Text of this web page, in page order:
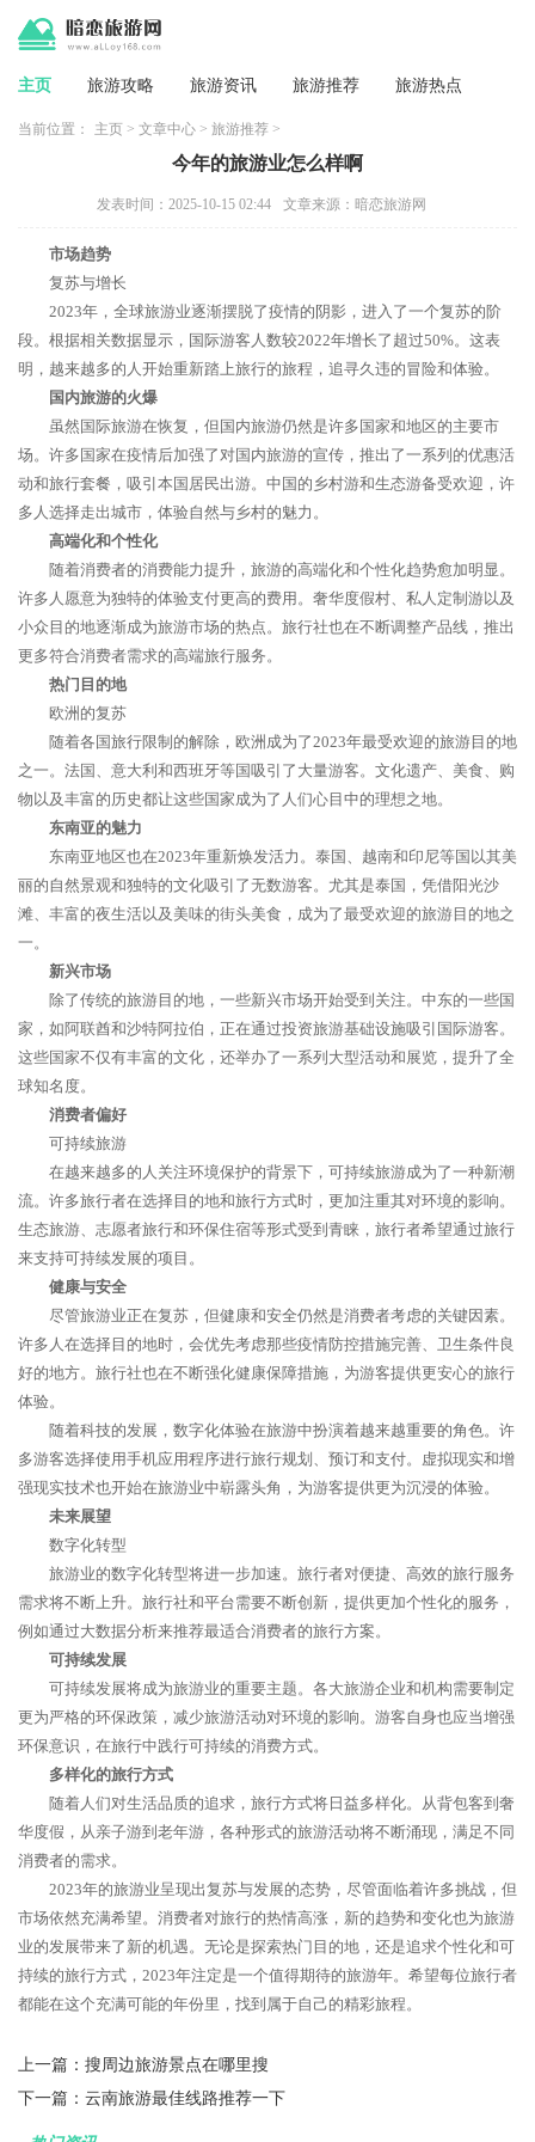
主页 旅游攻略 旅游资讯 旅游推荐 旅游热点
当前位置： 主页 > 文章中心 > 旅游推荐 >
今年的旅游业怎么样啊
发表时间：2025-10-15 02:44 文章来源：暗恋旅游网
市场趋势
复苏与增长
2023年，全球旅游业逐渐摆脱了疫情的阴影，进入了一个复苏的阶
段。根据相关数据显示，国际游客人数较2022年增长了超过50%。这表
明，越来越多的人开始重新踏上旅行的旅程，追寻久违的冒险和体验。
国内旅游的火爆
虽然国际旅游在恢复，但国内旅游仍然是许多国家和地区的主要市
场。许多国家在疫情后加强了对国内旅游的宣传，推出了一系列的优惠活
动和旅行套餐，吸引本国居民出游。中国的乡村游和生态游备受欢迎，许
多人选择走出城市，体验自然与乡村的魅力。
高端化和个性化
随着消费者的消费能力提升，旅游的高端化和个性化趋势愈加明显。
许多人愿意为独特的体验支付更高的费用。奢华度假村、私人定制游以及
小众目的地逐渐成为旅游市场的热点。旅行社也在不断调整产品线，推出
更多符合消费者需求的高端旅行服务。
热门目的地
欧洲的复苏
随着各国旅行限制的解除，欧洲成为了2023年最受欢迎的旅游目的地
之一。法国、意大利和西班牙等国吸引了大量游客。文化遗产、美食、购
物以及丰富的历史都让这些国家成为了人们心目中的理想之地。
东南亚的魅力
东南亚地区也在2023年重新焕发活力。泰国、越南和印尼等国以其美
丽的自然景观和独特的文化吸引了无数游客。尤其是泰国，凭借阳光沙
滩、丰富的夜生活以及美味的街头美食，成为了最受欢迎的旅游目的地之
一。
新兴市场
除了传统的旅游目的地，一些新兴市场开始受到关注。中东的一些国
家，如阿联酋和沙特阿拉伯，正在通过投资旅游基础设施吸引国际游客。
这些国家不仅有丰富的文化，还举办了一系列大型活动和展览，提升了全
球知名度。
消费者偏好
可持续旅游
在越来越多的人关注环境保护的背景下，可持续旅游成为了一种新潮
流。许多旅行者在选择目的地和旅行方式时，更加注重其对环境的影响。
生态旅游、志愿者旅行和环保住宿等形式受到青睐，旅行者希望通过旅行
来支持可持续发展的项目。
健康与安全
尽管旅游业正在复苏，但健康和安全仍然是消费者考虑的关键因素。
许多人在选择目的地时，会优先考虑那些疫情防控措施完善、卫生条件良
好的地方。旅行社也在不断强化健康保障措施，为游客提供更安心的旅行
体验。
随着科技的发展，数字化体验在旅游中扮演着越来越重要的角色。许
多游客选择使用手机应用程序进行旅行规划、预订和支付。虚拟现实和增
强现实技术也开始在旅游业中崭露头角，为游客提供更为沉浸的体验。
未来展望
数字化转型
旅游业的数字化转型将进一步加速。旅行者对便捷、高效的旅行服务
需求将不断上升。旅行社和平台需要不断创新，提供更加个性化的服务，
例如通过大数据分析来推荐最适合消费者的旅行方案。
可持续发展
可持续发展将成为旅游业的重要主题。各大旅游企业和机构需要制定
更为严格的环保政策，减少旅游活动对环境的影响。游客自身也应当增强
环保意识，在旅行中践行可持续的消费方式。
多样化的旅行方式
随着人们对生活品质的追求，旅行方式将日益多样化。从背包客到奢
华度假，从亲子游到老年游，各种形式的旅游活动将不断涌现，满足不同
消费者的需求。
2023年的旅游业呈现出复苏与发展的态势，尽管面临着许多挑战，但
市场依然充满希望。消费者对旅行的热情高涨，新的趋势和变化也为旅游
业的发展带来了新的机遇。无论是探索热门目的地，还是追求个性化和可
持续的旅行方式，2023年注定是一个值得期待的旅游年。希望每位旅行者
都能在这个充满可能的年份里，找到属于自己的精彩旅程。
上一篇： 搜周边旅游景点在哪里搜
下一篇： 云南旅游最佳线路推荐一下